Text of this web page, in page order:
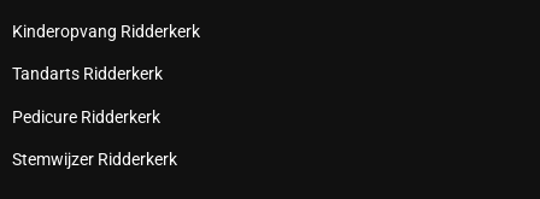
Kinderopvang Ridderkerk
Tandarts Ridderkerk
Pedicure Ridderkerk
Stemwijzer Ridderkerk